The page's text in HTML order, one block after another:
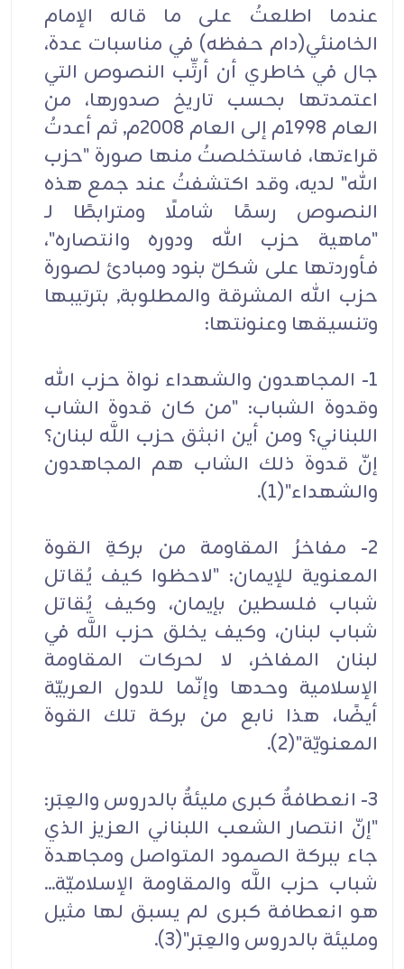
عندما اطلعتُ على ما قاله الإمام
الخامنئي(دام حفظه) في مناسبات عدة،
جال في خاطري أن أرتِّب النصوص التي
اعتمدتها بحسب تاريخ صدورها، من
العام 1998م إلى العام 2008م, ثم أعدتُ
قراءتها، فاستخلصتُ منها صورة "حزب
الله" لديه، وقد اكتشفتُ عند جمع هذه
النصوص رسمًا شاملًا ومترابطًا لـ
"ماهية حزب الله ودوره وانتصاره"،
فأوردتها على شكلّ بنود ومبادئ لصورة
حزب الله المشرقة والمطلوبة, بترتيبها
وتنسيقها وعنونتها:
1- المجاهدون والشهداء نواة حزب الله
وقدوة الشباب: "من كان قدوة الشاب
اللبناني؟ ومن أين انبثق حزب اللَّه لبنان؟
إنّ قدوة ذلك الشاب هم المجاهدون
والشهداء"(1).
2- مفاخرُ المقاومة من بركةِ القوة
المعنوية للإيمان: "لاحظوا كيف يُقاتل
شباب فلسطين بإيمان، وكيف يُقاتل
شباب لبنان، وكيف يخلق حزب اللَّه في
لبنان المفاخر، لا لحركات المقاومة
الإسلامية وحدها وإنّما للدول العربيّة
أيضًا، هذا نابع من بركة تلك القوة
المعنويّة"(2).
3- انعطافةٌ كبرى مليئةٌ بالدروس والعِبَر:
"إنّ انتصار الشعب اللبناني العزيز الذي
جاء ببركة الصمود المتواصل ومجاهدة
شباب حزب اللَّه والمقاومة الإسلاميّة...
هو انعطافة كبرى لم يسبق لها مثيل
ومليئة بالدروس والعِبَر"(3).